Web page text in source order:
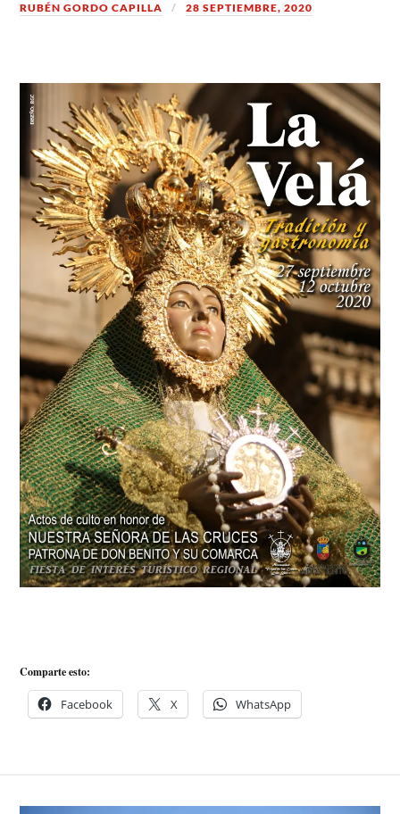
RUBÉN GORDO CAPILLA 28 SEPTIEMBRE, 2020
Comparte esto:
Facebook X WhatsApp